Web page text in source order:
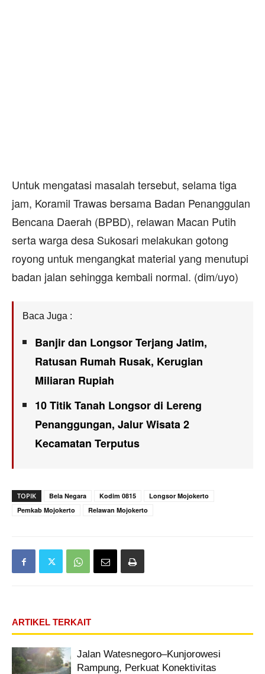
Untuk mengatasi masalah tersebut, selama tiga
jam, Koramil Trawas bersama Badan Penanggulan
Bencana Daerah (BPBD), relawan Macan Putih
serta warga desa Sukosari melakukan gotong
royong untuk mengangkat material yang menutupi
badan jalan sehingga kembali normal. (dim/uyo)
Baca Juga :
Banjir dan Longsor Terjang Jatim,
Ratusan Rumah Rusak, Kerugian
Miliaran Rupiah
10 Titik Tanah Longsor di Lereng
Penanggungan, Jalur Wisata 2
Kecamatan Terputus
TOPIK Bela Negara Kodim 0815
Longsor Mojokerto
Pemkab Mojokerto
Relawan Mojokerto
ARTIKEL TERKAIT
Jalan Watesnegoro–Kunjorowesi
Rampung, Perkuat Konektivitas